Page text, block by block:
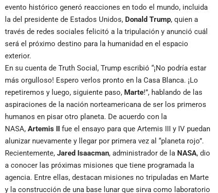
evento histórico generó reacciones en todo el mundo, incluida
la del presidente de Estados Unidos, Donald Trump, quien a
través de redes sociales felicitó a la tripulación y anunció cuál
será el próximo destino para la humanidad en el espacio
exterior.
En su cuenta de Truth Social, Trump escribió “¡No podría estar
más orgulloso! Espero verlos pronto en la Casa Blanca. ¡Lo
repetiremos y luego, siguiente paso, Marte!”, hablando de las
aspiraciones de la nación norteamericana de ser los primeros
humanos en pisar otro planeta. De acuerdo con la
NASA, Artemis II fue el ensayo para que Artemis III y IV puedan
alunizar nuevamente y llegar por primera vez al “planeta rojo”.
Recientemente, Jared Isaacman, administrador de la NASA, dio
a conocer las próximas misiones que tiene programada la
agencia. Entre ellas, destacan misiones no tripuladas en Marte
y la construcción de una base lunar que sirva como laboratorio